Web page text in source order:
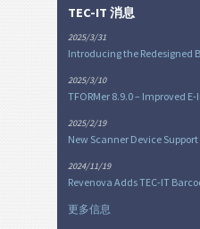
TEC-IT 消息
2025/3/31
Introducing the Redesigned
2025/3/10
TFORMer 8.9.0 – Improved
2025/2/19
New Scanner Device
2024/11/19
Revenova Adds TEC-IT
更多信息